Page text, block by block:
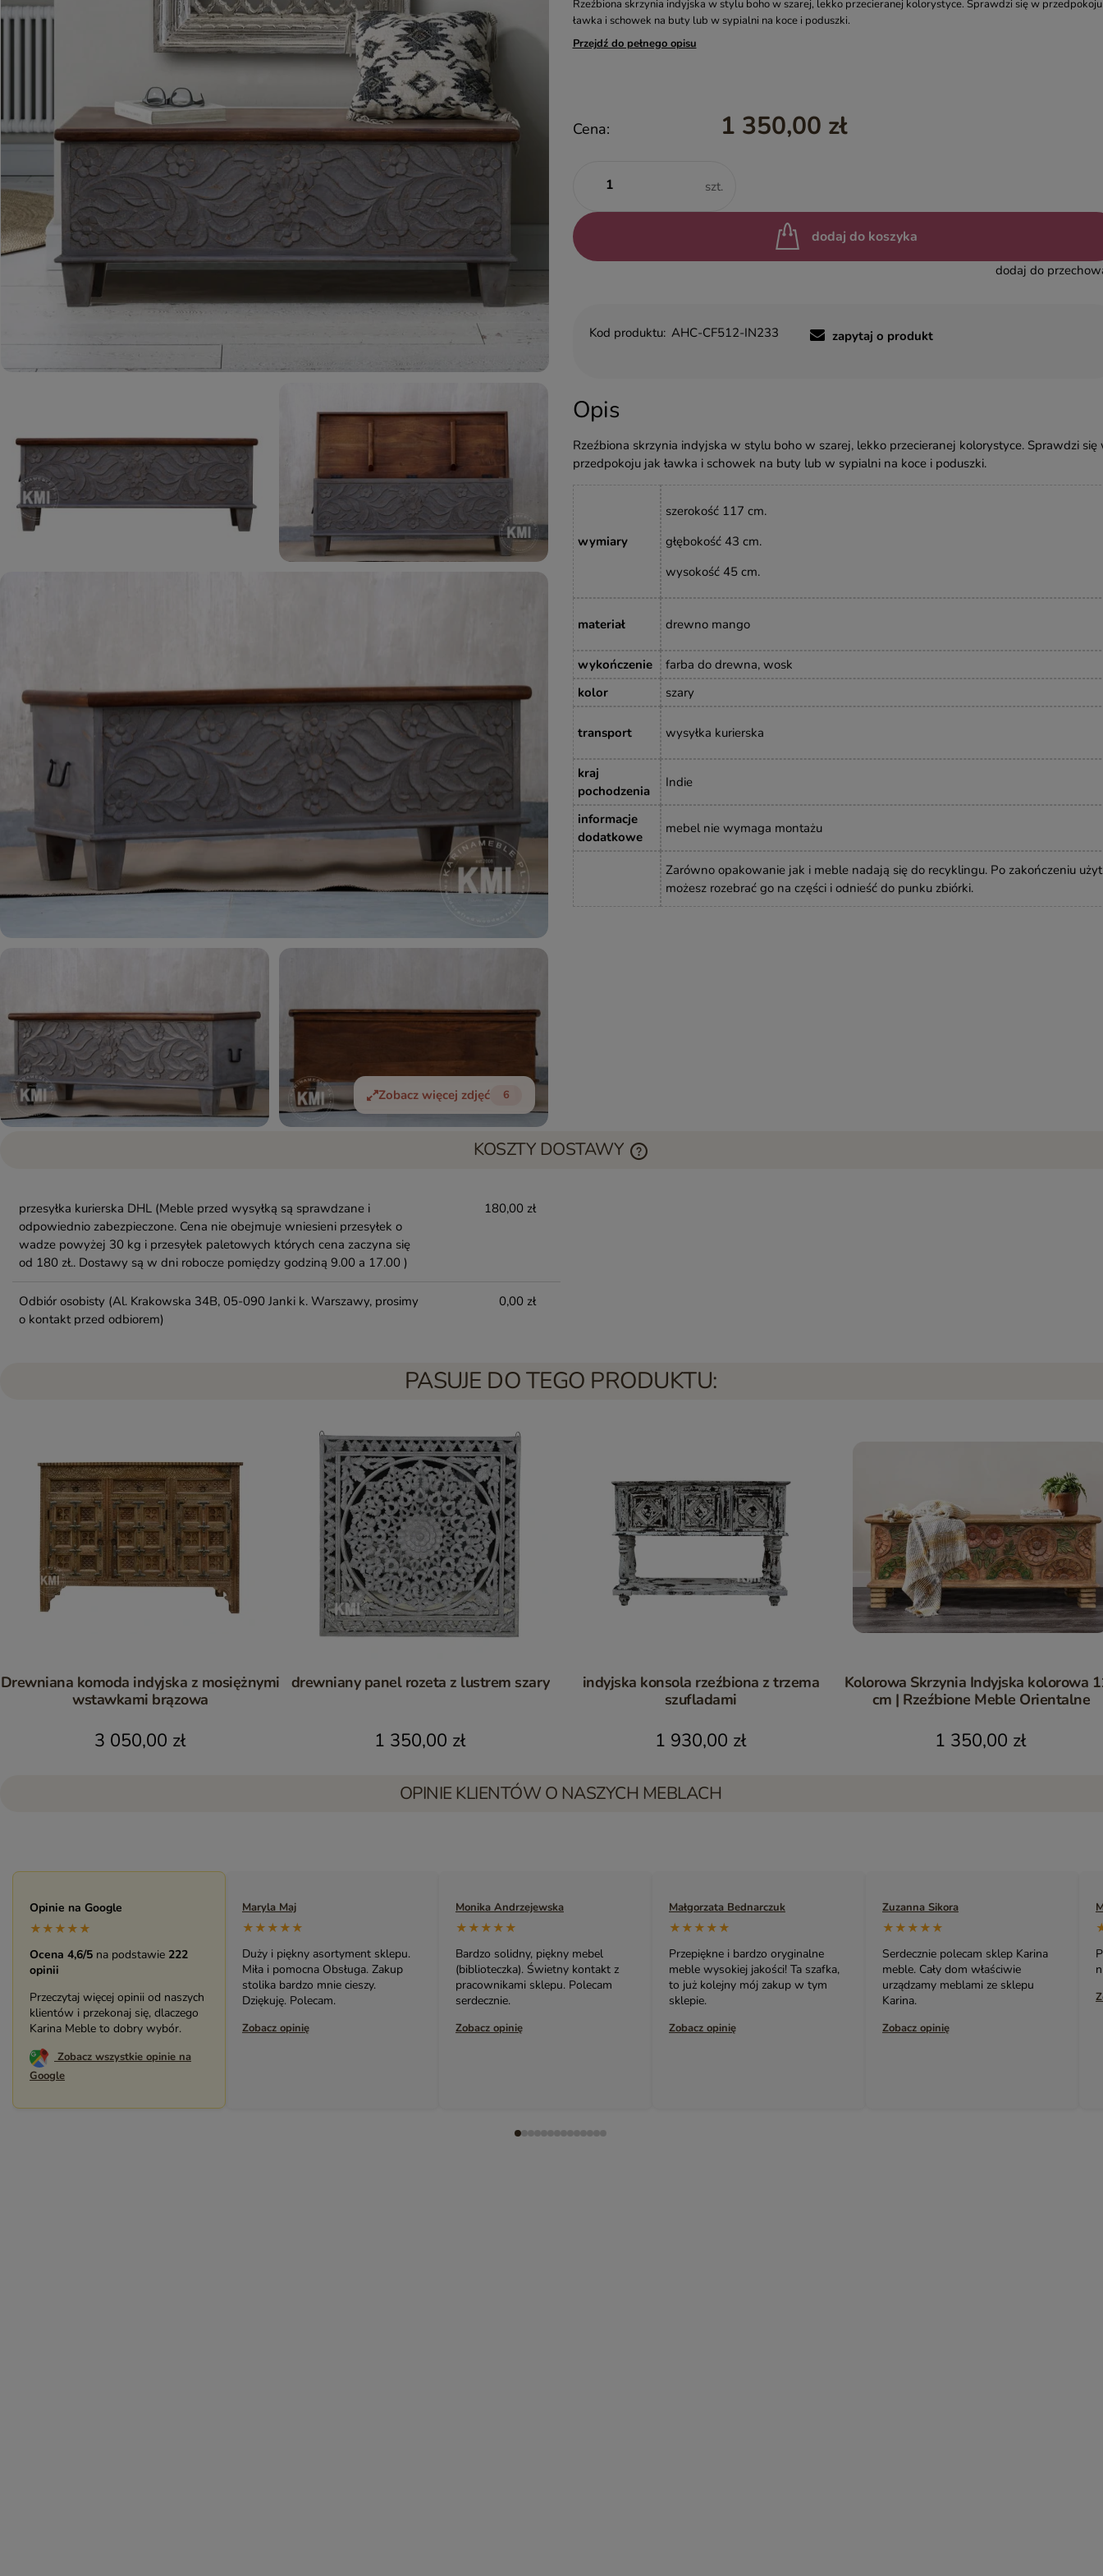
ROMA – MEBLE LOFTOWE MANGO I METAL
WESTPORT – LOFTOWE MEBLE VINTAGE
RIVERSIDE – POSTARZONE MEBLE LOFTOWE DREWNIANE
MILO – NOWOCZESNE MEBLE INDYJSKIE Z DREWNA MANGO
YASMIN – EGZOTYCZNE MEBLE DREWNIANE
Zobacz więcej zdjęć 6
Rzeźbiona skrzynia indyjska w stylu boho w szarej, lekko przecieranej kolorystyce. Sprawdzi się w
ławka i schowek na buty lub w sypialni na koce i poduszki.
Przejdź do pełnego opisu
Cena: 1 350,00 zł
szt.
dodaj do koszyka
dodaj do
Kod produktu: AHC-CF512-IN233 zapytaj o produkt
Opis
Rzeźbiona skrzynia indyjska w stylu boho w szarej, lekko przecieranej kolorystyce. Sprawdzi się
przedpokoju jak ławka i schowek na buty lub w sypialni na koce i poduszki.
wymiary
szerokość 117 cm.
głębokość 43 cm.
wysokość 45 cm.
materiał drewno mango
wykończenie
farba do drewna, wosk
kolor
szary
transport wysyłka kurierska
kraj
pochodzenia
Indie
informacje
dodatkowe
mebel nie wymaga montażu
Zarówno opakowanie jak i meble nadają się do recyklingu. Po zakończeniu
możesz rozebrać go na części i odnieść do punku zbiórki.
KOSZTY DOSTAWY
przesyłka kurierska DHL(Meble przed wysyłką są sprawdzane i
odpowiednio zabezpieczone. Cena nie obejmuje wniesieni przesyłek o
wadze powyżej 30 kg i przesyłek paletowych których cena zaczyna się
od 180 zł.. Dostawy są w dni robocze pomiędzy godziną 9.00 a 17.00 )
180,00 zł
Odbiór osobisty(Al. Krakowska 34B, 05-090 Janki k. Warszawy, prosimy
o kontakt przed odbiorem)
0,00 zł
PASUJE DO TEGO PRODUKTU:
Drewniana komoda indyjska z mosiężnymi
wstawkami brązowa
3 050,00 zł
drewniany panel rozeta z lustrem szary
1 350,00 zł
indyjska konsola rzeźbiona z trzema
szufladami
1 930,00 zł
Kolorowa Skrzynia Indyjska kolorowa
cm | Rzeźbione Meble Orientalne
1 350,00 zł
OPINIE KLIENTÓW O NASZYCH MEBLACH
Opinie na Google
★★★★★
Ocena 4,6/5 na podstawie 222
opinii
Przeczytaj więcej opinii od naszych
klientów i przekonaj się, dlaczego
Karina Meble to dobry wybór.
Zobacz wszystkie opinie na
Google
Maryla Maj
★★★★★
Duży i piękny asortyment sklepu.
Miła i pomocna Obsługa. Zakup
Dziękuję. Polecam.
Zobacz opinię
Monika Andrzejewska
★★★★★
Bardzo solidny, piękny mebel
(biblioteczka). Świetny kontakt z
pracownikami sklepu. Polecam
serdecznie.
Zobacz opinię
Małgorzata Bednarczuk
★★★★★
Przepiękne i bardzo oryginalne
meble wysokiej jakości! Ta szafka,
to już kolejny mój zakup w tym
sklepie.
Zobacz opinię
Zuzanna Sikora
★★★★★
Serdecznie polecam sklep Karina
meble. Cały dom właściwie
urządzamy meblami ze sklepu
Karina.
Zobacz opinię
Marek Naruszewicz
★★★★★
Polecam. Bardzo oryginalne i
niedrogie meble i nie tylko 👍👍👍
Zobacz opinię